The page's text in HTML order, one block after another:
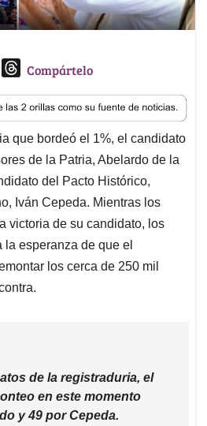
T
r
e
a
d
s
Compártelo
que bordeó el 1%, el candidato
de la Patria, Abelardo de la
del Pacto Histórico,
Iván Cepeda. Mientras los
victoria de su candidato, los
esperanza de que el
los cerca de 250 mil
de la registraduria, el
en este momento
y 49 por Cepeda.